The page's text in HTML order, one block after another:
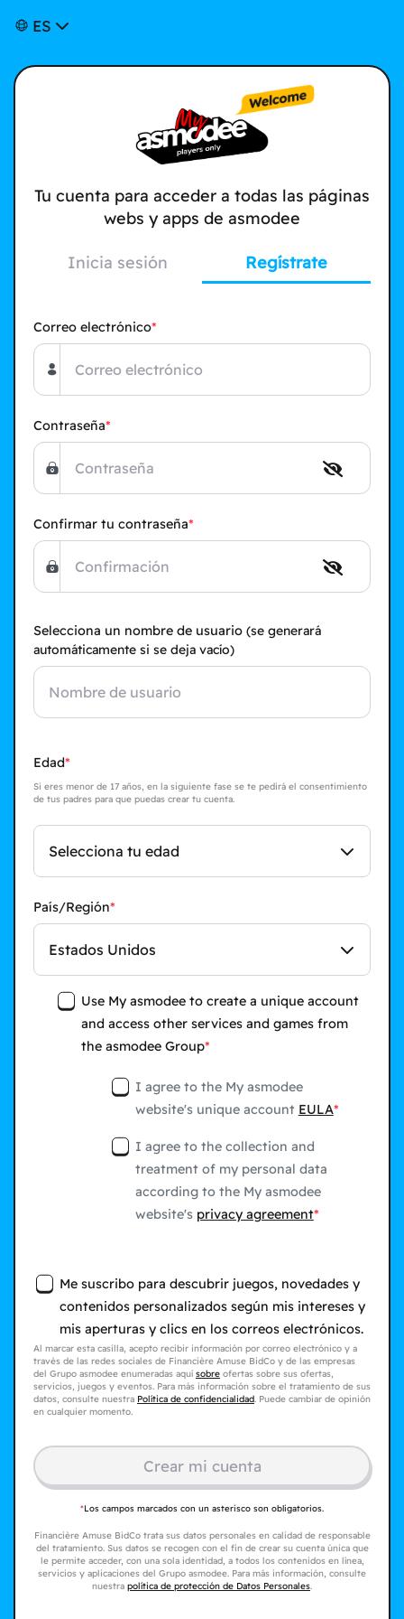
ES
Tu cuenta para acceder a todas las páginas
webs y apps de asmodee
Inicia sesión Regístrate
Correo electrónico
Contraseña
Confirmar tu contraseña
Selecciona un nombre de usuario (se generará
automáticamente si se deja vacío)
Edad
Si eres menor de 17 años, en la siguiente fase se te pedirá el consentimiento
de tus padres para que puedas crear tu cuenta.
Selecciona tu edad
País/Región
Estados Unidos
Use My asmodee to create a unique account
and access other services and games from
the asmodee Group
I agree to the My asmodee
website's unique account EULA
I agree to the collection and
treatment of my personal data
according to the My asmodee
website's privacy agreement
Me suscribo para descubrir juegos, novedades y
contenidos personalizados según mis intereses y
mis aperturas y clics en los correos electrónicos.
Al marcar esta casilla, acepto recibir información por correo electrónico y a
través de las redes sociales de Financière Amuse BidCo y de las empresas
del Grupo asmodee enumeradas aquí sobre ofertas sobre sus ofertas,
servicios, juegos y eventos. Para más información sobre el tratamiento de sus
datos, consulte nuestra Política de confidencialidad. Puede cambiar de opinión
en cualquier momento.
Crear mi cuenta
*Los campos marcados con un asterisco son obligatorios.
Financière Amuse BidCo trata sus datos personales en calidad de responsable
del tratamiento. Sus datos se recogen con el fin de crear su cuenta única que
le permite acceder, con una sola identidad, a todos los contenidos en línea,
servicios y aplicaciones del Grupo asmodee. Para más información, consulte
nuestra política de protección de Datos Personales.